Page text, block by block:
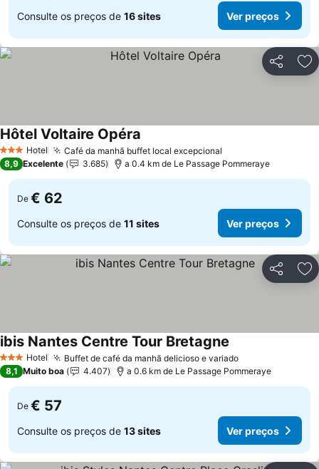
Consulte os preços de 16 sites Ver preços
Partilhar
3 EstrelasHotel Café da manhã buffet local excepcional
Hôtel Voltaire Opéra
8,9 Excelente 3.685 a 0.4 km de Le Passage Pommeraye
De € 62
Consulte os preços de 11 sites Ver preços
Partilhar
3 EstrelasHotel Buffet de café da manhã delicioso e variado
ibis Nantes Centre Tour Bretagne
8,1 Muito boa 4.407 a 0.6 km de Le Passage Pommeraye
De € 57
Consulte os preços de 13 sites Ver preços